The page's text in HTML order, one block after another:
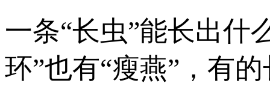
一条“长虫”能长出什
环”也有“瘦燕”，有